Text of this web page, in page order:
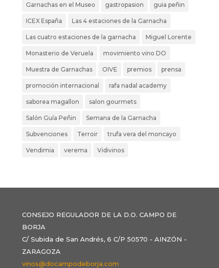
Garnachas en el Museo gastropasion guia peñin
ICEX España Las 4 estaciones de la Garnacha
Las cuatro estaciones de la garnacha Miguel Lorente
Monasterio de Veruela movimiento vino DO
Muestra de Garnachas OIVE premios prensa
promoción internacional rafa nadal academy
saborea magallon salon gourmets
Salón Guía Peñin Semana de la Garnacha
Subvenciones Terroir trufa vera del moncayo
Vendimia verema Vidivinos
CONSEJO REGULADOR DE LA D.O. CAMPO DE
BORJA
C/ Subida de San Andrés, 6 C/P 50570 - AINZÓN -
ZARAGOZA
vinos@docampodeborja.com